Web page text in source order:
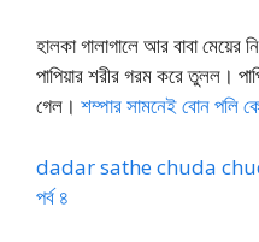
হালকা গালাগালে আর বাবা
পাপিয়ার শরীর গরম করে তুলল।
গেল। শম্পার সামনেই বোন পলি
dadar sathe chuda chudi
পর্ব ৪